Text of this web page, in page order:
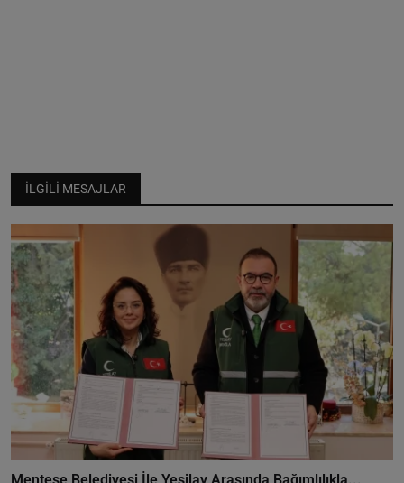
İLGILI MESAJLAR